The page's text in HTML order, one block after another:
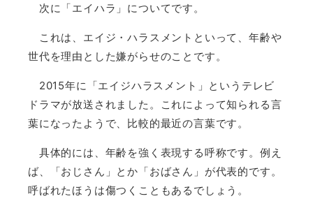
次に「エイハラ」についてです。
これは、エイジ・ハラスメントといって、年齢や
世代を理由とした嫌がらせのことです。
2015年に「エイジハラスメント」というテレビ
ドラマが放送されました。
これによって知られる言
葉になったようで、比較的最近の言葉です。
具体的には、年齢を強く表現する呼称です。例え
ば、「おじさん」とか「おばさん」が代表的です。
呼ばれたほうは傷つくこともあるでしょう。